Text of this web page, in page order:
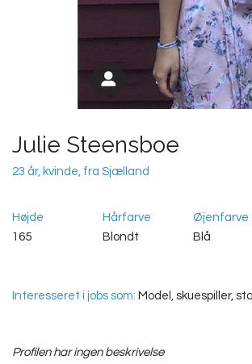
Julie Steensboe
23 år, kvinde, fra Sjælland
Højde
165
Hårfarve
Blondt
Øjenfarve
Blå
Interesseret i jobs som: Model, skuespiller,
Profilen har ingen beskrivelse